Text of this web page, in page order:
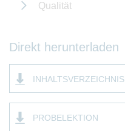
Qualität
Direkt herunterladen
INHALTSVERZEICHNIS
PROBELEKTION